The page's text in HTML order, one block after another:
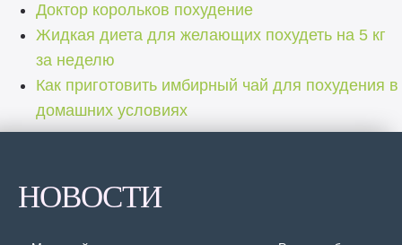
Доктор корольков похудение
Жидкая диета для желающих похудеть на 5 кг
за неделю
Как приготовить имбирный чай для похудения в
домашних условиях
НОВОСТИ